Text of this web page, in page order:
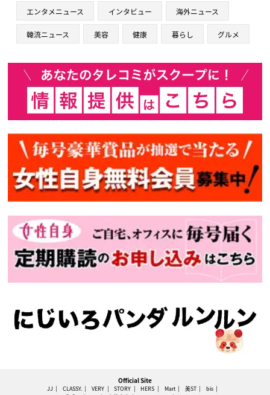
エンタメニュース インタビュー 海外ニュース
韓流ニュース 美容 健康 暮らし グルメ
Official Site
JJ CLASSY. VERY STORY HERS Mart 美ST
bis